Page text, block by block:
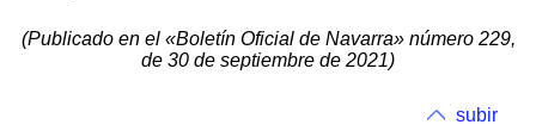
(Publicado en el «Boletín Oficial de Navarra» número 229,
de 30 de septiembre de 2021)
subir